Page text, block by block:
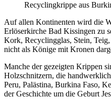
Recyclingkrippe aus
Auf allen Kontinenten wird die
Erlöserkirche Bad Kissingen zu
Kork, Recyclingglas, Stein,
nicht als Könige mit Kronen
Manche der gezeigten Krippen
Holzschnitzern, die
Peru, Palästina, Burkina Faso,
der Geschichte um die Geburt